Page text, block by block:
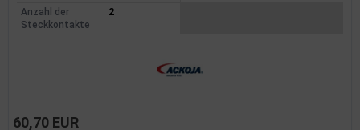
Anzahl der
Steckkontakte
2
60,70 EUR